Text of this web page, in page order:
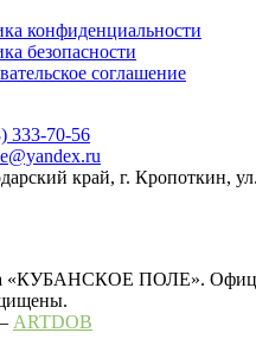
конфиденциальности
безопасности
соглашение
333-70-56
край, г. Кропоткин,
«КУБАНСКОЕ ПОЛЕ».
ARTDOB